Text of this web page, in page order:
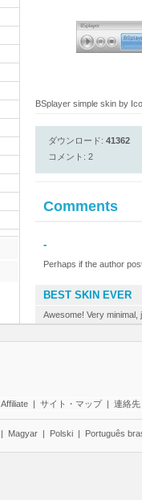
BSplayer simple skin by
ダウンロード: 41362
コメント: 2
Comments
-
Perhaps if the author
BEST SKIN EVER
Awesome! Very minimal,
Affiliate | サイト・マップ | 連絡先
| Magyar | Polski | Português